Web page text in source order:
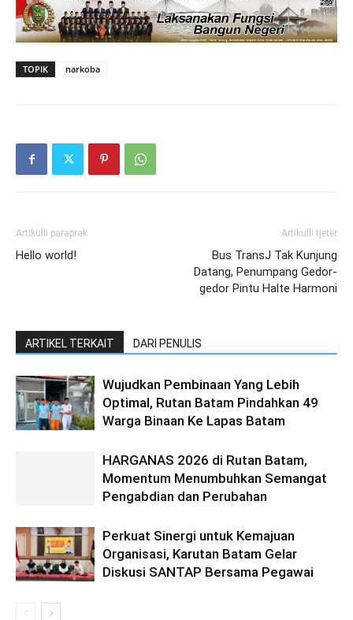
TOPIK narkoba
Artikulli paraprak
Hello world!
Artikulli tjetër
Bus TransJ Tak Kunjung
Datang, Penumpang Gedor-
gedor Pintu Halte Harmoni
ARTIKEL TERKAIT DARI PENULIS
Wujudkan Pembinaan Yang Lebih
Optimal, Rutan Batam Pindahkan 49
Warga Binaan Ke Lapas Batam
HARGANAS 2026 di Rutan Batam,
Momentum Menumbuhkan Semangat
Pengabdian dan Perubahan
Perkuat Sinergi untuk Kemajuan
Organisasi, Karutan Batam Gelar
Diskusi SANTAP Bersama Pegawai